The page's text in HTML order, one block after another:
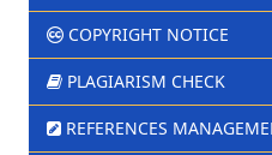
COPYRIGHT NOTICE
PLAGIARISM CHECK
REFERENCES